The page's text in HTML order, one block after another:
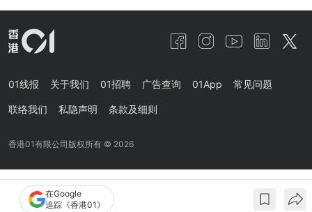
在Google
追踪《香港01》
01线报 关于我们 01招聘 广告查询 01App 常见问题
联络我们 私隐声明 条款及细则
香港01有限公司版权所有 © 2026